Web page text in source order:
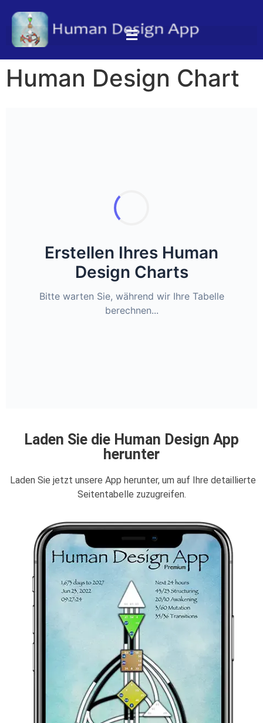
Human Design Chart
Erstellen Ihres Human
Design Charts
Bitte warten Sie, während wir Ihre Tabelle
berechnen...
Laden Sie die Human Design App
herunter
Laden Sie jetzt unsere App herunter, um auf Ihre detaillierte
Seitentabelle zuzugreifen.